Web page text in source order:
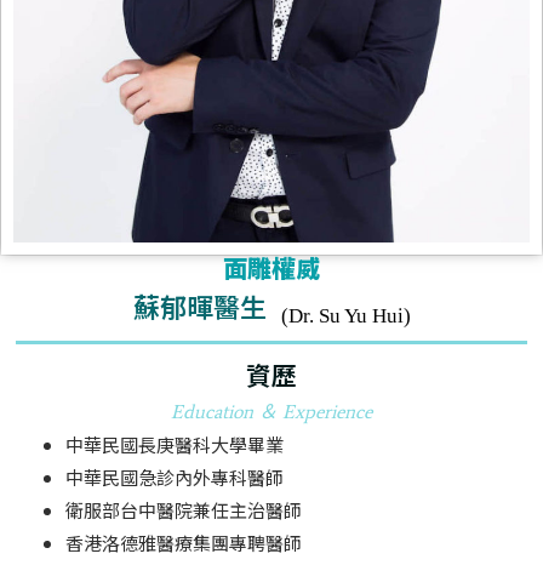
面雕權威
蘇郁暉醫生 (Dr. Su Yu Hui)
資歷
Education ＆ Experience
中華民國長庚醫科大學畢業
中華民國急診內外專科醫師
衛服部台中醫院兼任主治醫師
香港洛德雅醫療集團專聘醫師